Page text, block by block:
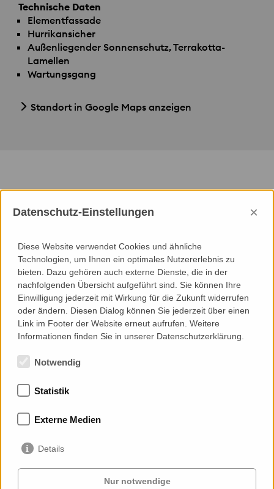
Technische Daten
Elementfassade
Hurrikansicher
Außenliegender Sonnenschutz, Terrakotta-
Lamellen
Wartungsgang
Standort in Google Maps anzeigen
Engineering
Grundlagenermittlung und Zielstellung
System/Konzeptentwicklung
Statik
Mock-Up Entwicklung
Mitgliedschaften
Datenschutz-Einstellungen ×
Diese Website verwendet Cookies und ähnliche
Technologien, um Ihnen ein optimales Nutzererlebnis zu
bieten. Dazu gehören auch externe Dienste, die in der
nachfolgenden Übersicht aufgeführt sind. Sie können Ihre
Einwilligung jederzeit mit Wirkung für die Zukunft widerrufen
oder ändern. Diesen Dialog können Sie jederzeit über einen
Link im Footer der Website erneut aufrufen. Weitere
Informationen finden Sie in unserer Datenschutzerklärung.
Notwendig
Statistik
Externe Medien
Details
Nur notwendige